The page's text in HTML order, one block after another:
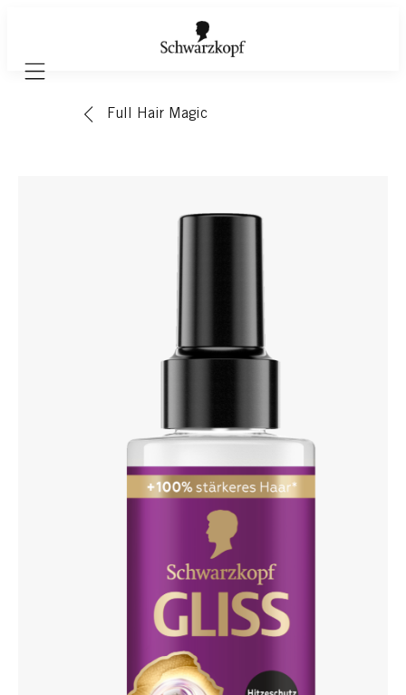
Mobile navigation
Full Hair Magic